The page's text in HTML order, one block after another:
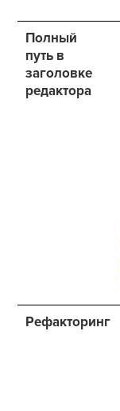
Полный
путь в
заголовке
редактора
Рефакторинг